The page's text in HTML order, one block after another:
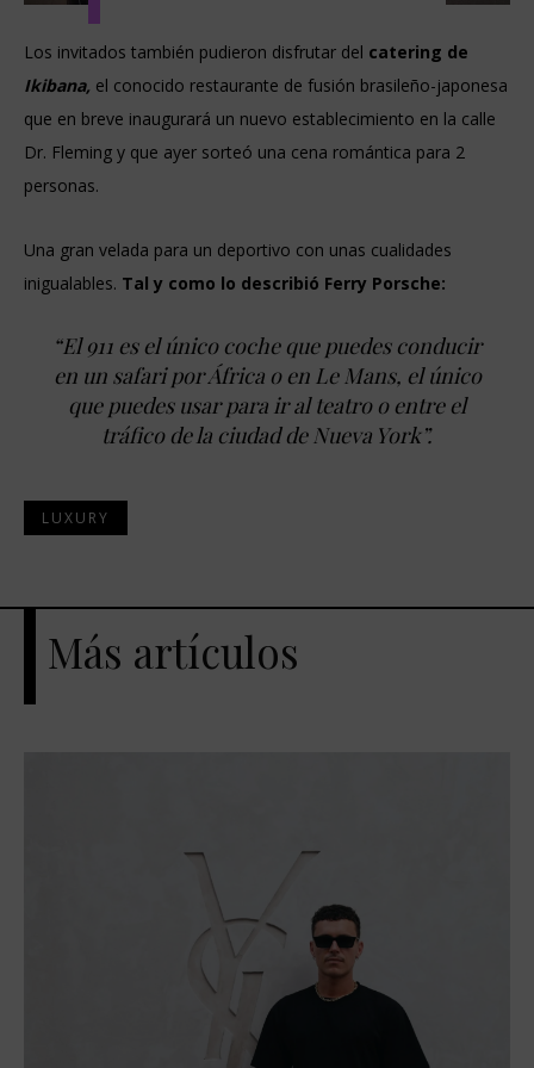
Los invitados también pudieron disfrutar del catering de
Ikibana, el conocido restaurante de fusión brasileño-japonesa
que en breve inaugurará un nuevo establecimiento en la calle
Dr. Fleming y que ayer sorteó una cena romántica para 2
personas.
Una gran velada para un deportivo con unas cualidades
inigualables. Tal y como lo describió Ferry Porsche:
“El 911 es el único coche que puedes conducir
en un safari por África o en Le Mans, el único
que puedes usar para ir al teatro o entre el
tráfico de la ciudad de Nueva York”.
LUXURY
Más artículos